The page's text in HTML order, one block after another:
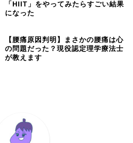
「HIIT」をやってみたらすごい結果
になった
【腰痛原因判明】まさかの腰痛は心
の問題だった？現役認定理学療法士
が教えます